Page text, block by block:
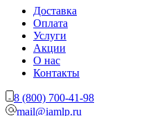
Доставка
Оплата
Услуги
Акции
О нас
Контакты
8 (800) 700-41-98
mail@iamlp.ru